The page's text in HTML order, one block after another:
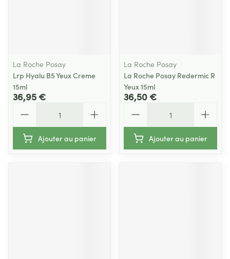
La Roche Posay
Lrp Hyalu B5 Yeux Creme
15ml
36,95 €
Ajouter au panier
La Roche Posay
La Roche Posay Redermic R
Yeux 15ml
36,50 €
Ajouter au panier